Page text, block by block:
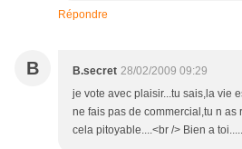
Répondre
B B.secret 28/02/2009 09:29
je vote avec plaisir...tu sais,la vie
ne fais pas de commercial,tu n as
cela pitoyable....<br /> Bien a